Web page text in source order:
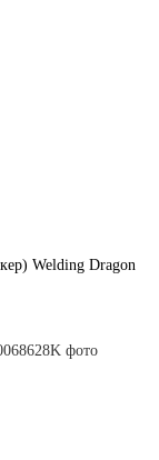
Welding Dragon